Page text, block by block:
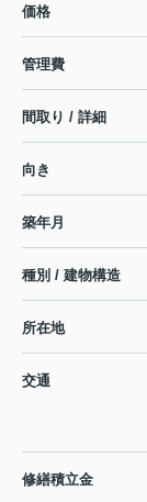
価格
管理費
間取り / 詳細
向き
築年月
種別 / 建物構造
所在地
交通
修繕積立金